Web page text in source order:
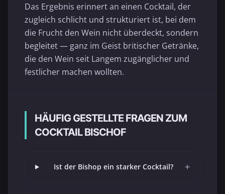
Das Ergebnis erinnert an einen Cocktail, der
zugleich schlicht und strukturiert ist, bei dem
die Frucht den Wein nicht überdeckt, sondern
begleitet — ganz im Geist britischer Getränke,
die den Wein seit Langem zugänglicher und
festlicher machen wollten.
HÄUFIG GESTELLTE FRAGEN ZUM
COCKTAIL BISCHOF
Ist der Bishop ein starker Cocktail? +